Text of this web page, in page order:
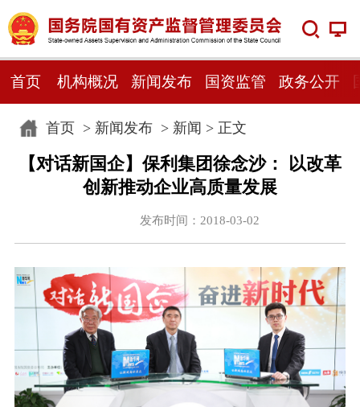
首页 机构概况 新闻发布 国资监管 政务公开
首页> 新闻发布> 新闻 > 正文
【对话新国企】保利集团徐念沙： 以改革
创新推动企业高质量发展
发布时间：2018-03-02